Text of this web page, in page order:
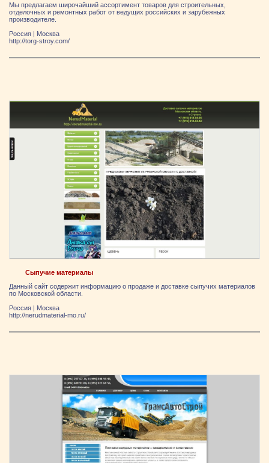
Мы предлагаем широчайший ассортимент товаров для строительных,
отделочных и ремонтных работ от ведущих российских и зарубежных
производителе.
Россия | Москва
http://torg-stroy.com/
Сыпучие материалы
Данный сайт содержит информацию о продаже и доставке сыпучих материалов
по Московской области.
Россия
Москва
http://nerudmaterial-mo.ru/